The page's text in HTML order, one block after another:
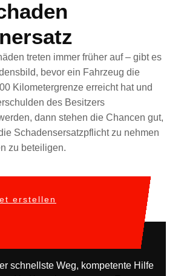
treten immer früher auf – gibt es
bevor ein Fahrzeug die
Kilometergrenze erreicht hat und
des Besitzers
dann stehen die Chancen gut,
Schadensersatzpflicht zu nehmen
zu beteiligen.
erstellen
schnellste Weg, kompetente Hilfe